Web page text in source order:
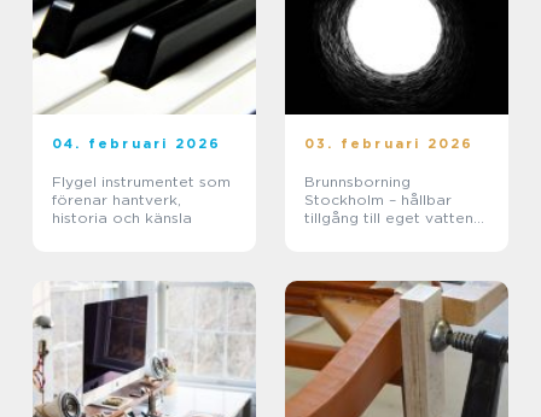
04. februari 2026
Flygel instrumentet som
förenar hantverk,
historia och känsla
03. februari 2026
Brunnsborning
Stockholm – hållbar
tillgång till eget vatten